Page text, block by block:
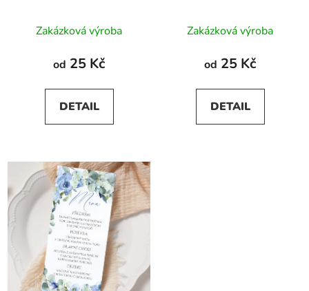
Zakázková výroba
od 25 Kč
DETAIL
Zakázková výroba
od 25 Kč
DETAIL